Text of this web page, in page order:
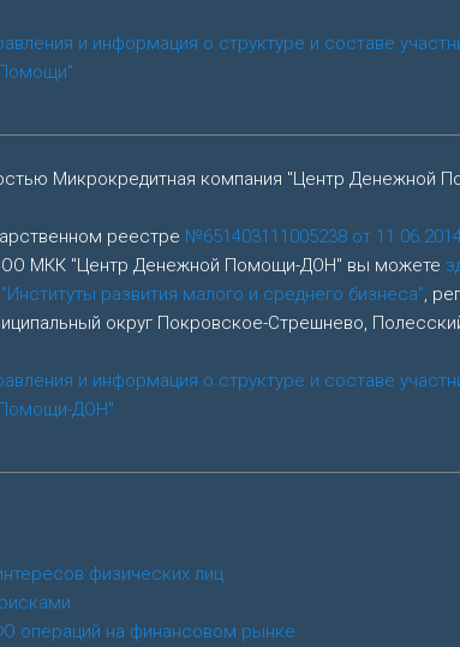
и информация о структуре и составе
Микрокредитная компания "Центр
реестре №651403111005238 от
МКК "Центр Денежной Помощи-ДОН" вы можете
развития малого и среднего бизнеса",
округ Покровское-Стрешнево,
и информация о структуре и составе
ДОН"
физических лиц
операций на финансовом рынке